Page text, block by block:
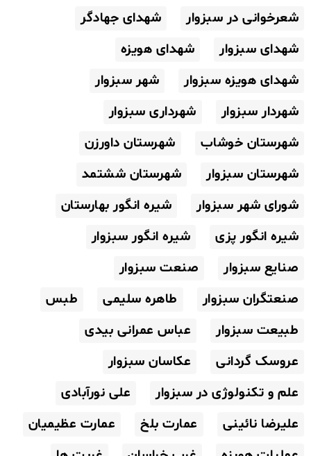
شعرخوانی در سبزوار
شهدای جهادگر
شهدای سبزوار
شهدای هویزه
شهدای هویزه سبزوار
شهر سبزوار
شهردار سبزوار
شهرداری سبزوار
شهرستان خوشاب
شهرستان داورزن
شهرستان سبزوار
شهرستان ششتمد
شورای شهر سبزوار
شیره انگور بهارستان
شیره انگور پزی
شیره انگور سبزوار
صنایع سبزوار
صنعت سبزوار
صنعتگران سبزوار
طاهره سلیمی
طبس
طبیعت سبزوار
عباس عمرانی بیدی
عروسک گردانی
عکاسان سبزوار
علم و تکنولوژی در سبزوار
علی نورآبادی
علیرضا نائینی
عمارت بلخ
عمارت عظیمیان